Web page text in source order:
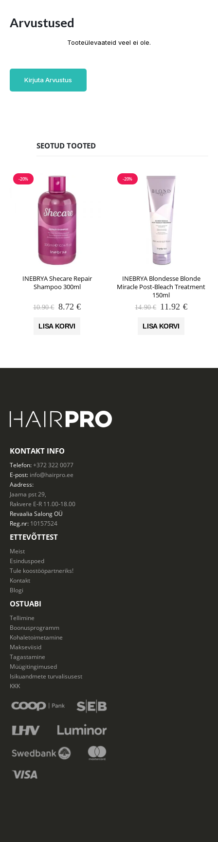
Arvustused
Tooteülevaateid veel ei ole.
Kirjuta Arvustus
SEOTUD TOOTED
-20%
INEBRYA Shecare Repair
Shampoo 300ml
10.90€ Algne
oli:
8.72€Praegune
LISA KORVI
-20%
INEBRYA Blondesse Blonde
Miracle Post-Bleach Treatment
150ml
14.90€ Algne
oli:
11.92 €
LISA KORVI
KONTAKT INFO
Telefon:+372 322 0077
E-post: info@hairpro.ee
Aadress:
Jaama pst 29,
Rakvere E-R 11.00-18.00
Revaalia SalongOÜ
Reg.nr: 10157524
ETTEVÕTTEST
Meist
Esinduspoed
Tule koostööpartneriks!
Kontakt
Blogi
OSTUABI
Tellimine
Boonusprogramm
Kohaletoimetamine
Makseviisid
Tagastamine
Müügitingimused
Isikuandmete turvalisusest
KKK